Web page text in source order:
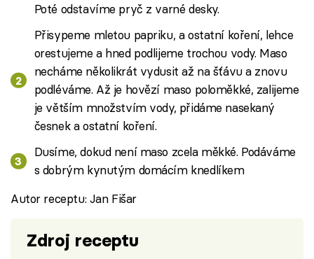
Poté odstavíme pryč z varné desky.
Přisypeme mletou papriku, a ostatní koření, lehce
orestujeme a hned podlijeme trochou vody. Maso
necháme několikrát vydusit až na šťávu a znovu
podléváme. Až je hovězí maso poloměkké, zalijeme
je větším množstvím vody, přidáme nasekaný
česnek a ostatní koření.
Dusíme, dokud není maso zcela měkké. Podáváme
s dobrým kynutým domácím knedlíkem
Autor receptu: Jan Fišar
Zdroj receptu